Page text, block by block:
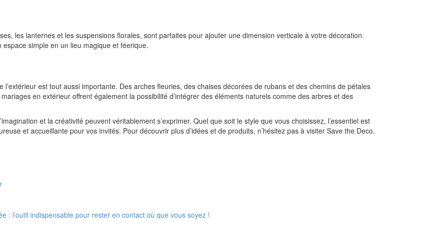
les lanternes et les suspensions florales, sont parfaites pour ajouter une dimension verticale à votre décoration.
simple en un lieu magique et féerique.
est tout aussi importante. Des arches fleuries, des chaises décorées de rubans et des chemins de pétales
en extérieur offrent également la possibilité d’intégrer des éléments naturels comme des arbres et des
et la créativité peuvent véritablement s’exprimer. Quel que soit le style que vous choisissez, l’essentiel est
et accueillante pour vos invités. Pour découvrir plus d’idées et de produits, n’hésitez pas à visiter Save the Deco.
: l’outil indispensable pour rester en contact où que vous soyez !